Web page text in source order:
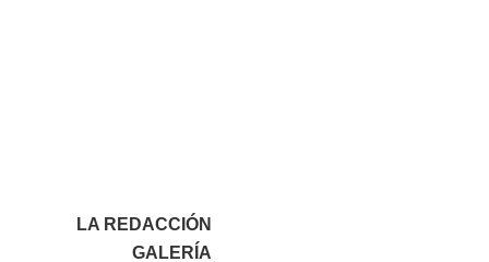
LA REDACCIÓN
GALERÍA